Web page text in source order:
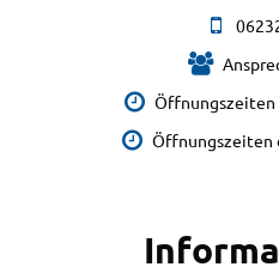
Öffnungszeiten
Öffnungszeiten